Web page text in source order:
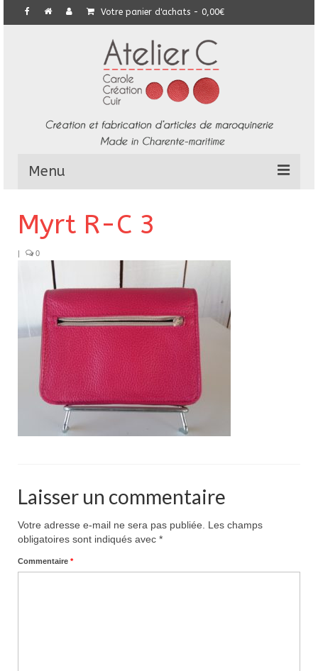
Votre panier d'achats - 0,00€
Menu
Collection
Commandes particulières
E-Boutique
Pour acheter
Contact
Myrt R-C 3
| 0
Laisser un commentaire
Votre adresse e-mail ne sera pas publiée.
Les champs
obligatoires sont indiqués avec *
Commentaire *